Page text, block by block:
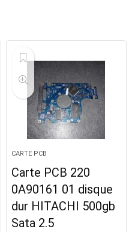
CARTE PCB
Carte PCB 220
0A90161 01 disque
dur HITACHI 500gb
Sata 2.5